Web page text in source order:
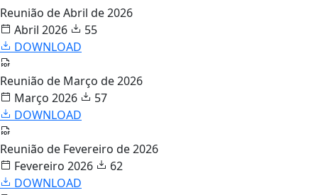
Reunião de Abril de 2026
Abril 2026
55
DOWNLOAD
Reunião de Março de 2026
Março 2026
57
DOWNLOAD
Reunião de Fevereiro de 2026
Fevereiro 2026
62
DOWNLOAD